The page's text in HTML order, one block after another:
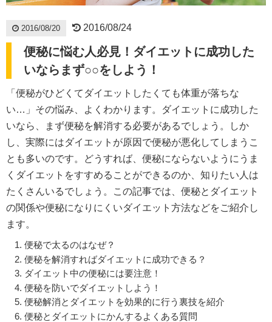
2016/08/20 2016/08/24
便秘に悩む人必見！ダイエットに成功した
いならまず○○をしよう！
「便秘がひどくてダイエットしたくても体重が落ちな
い…」その悩み、よくわかります。ダイエットに成功した
いなら、まず便秘を解消する必要があるでしょう。しか
し、実際にはダイエットが原因で便秘が悪化してしまうこ
とも多いのです。どうすれば、便秘にならないようにうま
くダイエットをすすめることができるのか、知りたい人は
たくさんいるでしょう。この記事では、便秘とダイエット
の関係や便秘になりにくいダイエット方法などをご紹介し
ます。
便秘で太るのはなぜ？
便秘を解消すればダイエットに成功できる？
ダイエット中の便秘には要注意！
便秘を防いでダイエットしよう！
便秘解消とダイエットを効果的に行う裏技を紹介
便秘とダイエットにかんするよくある質問